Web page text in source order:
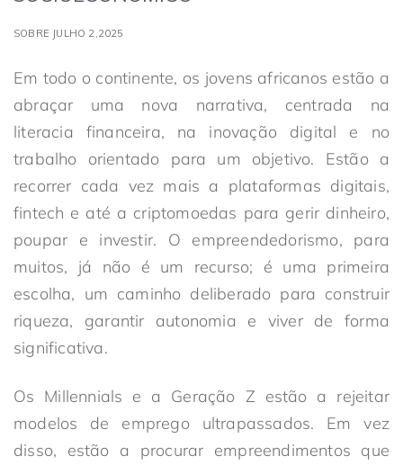
SOBRE JULHO 2,2025
Em todo o continente, os jovens africanos estão a
abraçar uma nova narrativa, centrada na
literacia financeira, na inovação digital e no
trabalho orientado para um objetivo. Estão a
recorrer cada vez mais a plataformas digitais,
fintech e até a criptomoedas para gerir dinheiro,
poupar e investir. O empreendedorismo, para
muitos, já não é um recurso; é uma primeira
escolha, um caminho deliberado para construir
riqueza, garantir autonomia e viver de forma
significativa.
Os Millennials e a Geração Z estão a rejeitar
modelos de emprego ultrapassados. Em vez
disso, estão a procurar empreendimentos que